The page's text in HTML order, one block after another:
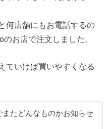
何店舗にもお電話するの
お店で注文しました。
ていけば買いやすくなる
またどんなものかお知らせ